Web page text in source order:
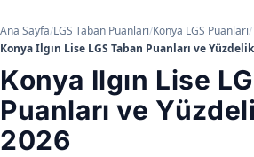
Ana Sayfa/LGS Taban Puanları/Konya LGS Puanları/
Konya Ilgın Lise LGS Taban Puanları ve
Konya Ilgın Lise
Puanları ve
2026